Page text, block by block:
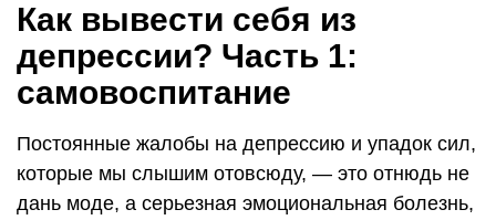
Как вывести себя из
депрессии? Часть 1:
самовоспитание
Постоянные жалобы на депрессию и упадок сил,
которые мы слышим отовсюду, — это отнюдь не
дань моде, а серьезная эмоциональная болезнь,